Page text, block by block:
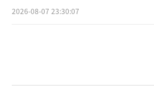
2026-08-07 23:30:07